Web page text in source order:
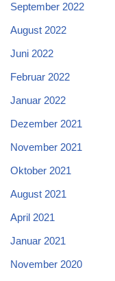
September 2022
August 2022
Juni 2022
Februar 2022
Januar 2022
Dezember 2021
November 2021
Oktober 2021
August 2021
April 2021
Januar 2021
November 2020